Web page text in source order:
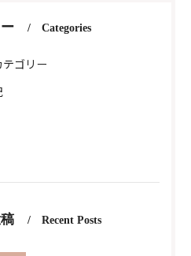
Categories
ゴリー
Recent Posts